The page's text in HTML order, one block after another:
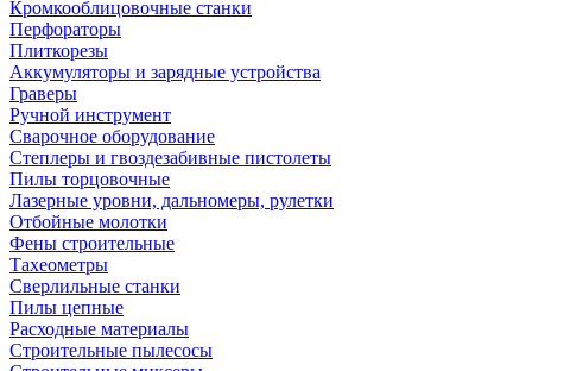
Кромкооблицовочные станки
Перфораторы
Плиткорезы
Аккумуляторы и зарядные устройства
Граверы
Ручной инструмент
Сварочное оборудование
Степлеры и гвоздезабивные пистолеты
Пилы торцовочные
Лазерные уровни, дальномеры, рулетки
Отбойные молотки
Фены строительные
Тахеометры
Сверлильные станки
Пилы цепные
Расходные материалы
Строительные пылесосы